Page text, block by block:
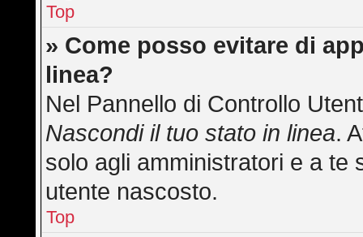
Top
» Come posso evitare di
linea?
Nel Pannello di Controllo
Nascondi il tuo stato in linea.
solo agli amministratori e a te
utente nascosto.
Top